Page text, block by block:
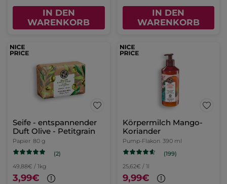
IN DEN
WARENKORB
IN DEN
WARENKORB
Seife - entspannender
Duft Olive - Petitgrain
Papier 80 g
(2)
49,88€ / 1kg
3,99€
Körpermilch Mango-
Koriander
Pump-Flakon 390 ml
(199)
25,62€ / 1l
9,99€